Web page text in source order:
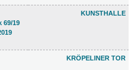
KUNSTHALLE
KRÖPELINER TOR